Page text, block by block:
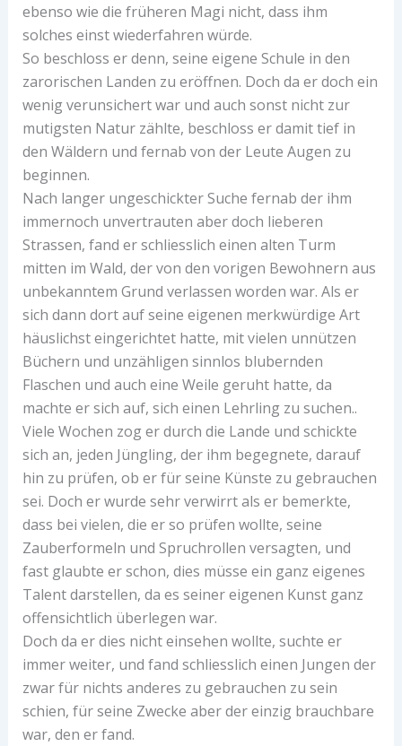
ebenso wie die früheren Magi nicht, dass ihm
solches einst wiederfahren würde.
So beschloss er denn, seine eigene Schule in den
zarorischen Landen zu eröffnen. Doch da er doch ein
wenig verunsichert war und auch sonst nicht zur
mutigsten Natur zählte, beschloss er damit tief in
den Wäldern und fernab von der Leute Augen zu
beginnen.
Nach langer ungeschickter Suche fernab der ihm
immernoch unvertrauten aber doch lieberen
Strassen, fand er schliesslich einen alten Turm
mitten im Wald, der von den vorigen Bewohnern aus
unbekanntem Grund verlassen worden war. Als er
sich dann dort auf seine eigenen merkwürdige Art
häuslichst eingerichtet hatte, mit vielen unnützen
Büchern und unzähligen sinnlos blubernden
Flaschen und auch eine Weile geruht hatte, da
machte er sich auf, sich einen Lehrling zu suchen..
Viele Wochen zog er durch die Lande und schickte
sich an, jeden Jüngling, der ihm begegnete, darauf
hin zu prüfen, ob er für seine Künste zu gebrauchen
sei. Doch er wurde sehr verwirrt als er bemerkte,
dass bei vielen, die er so prüfen wollte, seine
Zauberformeln und Spruchrollen versagten, und
fast glaubte er schon, dies müsse ein ganz eigenes
Talent darstellen, da es seiner eigenen Kunst ganz
offensichtlich überlegen war.
Doch da er dies nicht einsehen wollte, suchte er
immer weiter, und fand schliesslich einen Jungen der
zwar für nichts anderes zu gebrauchen zu sein
schien, für seine Zwecke aber der einzig brauchbare
war, den er fand.